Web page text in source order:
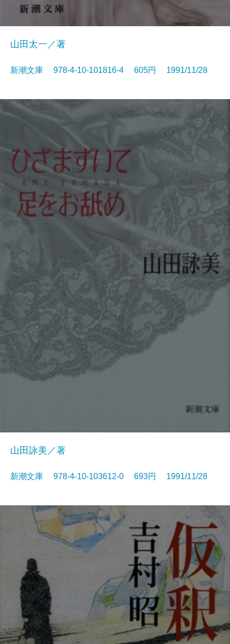
山田太一／著
新潮文庫 978-4-10-101816-4 605円 1991/11/28
山田詠美／著
新潮文庫 978-4-10-103612-0 693円 1991/11/28